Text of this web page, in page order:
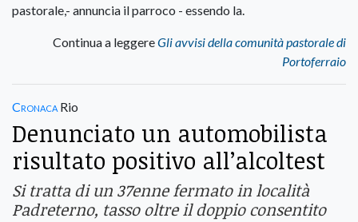
pastorale,- annuncia il parroco - essendo la.
Continua a leggereGli avvisi della comunità pastorale di
Portoferraio
Cronaca Rio
Denunciato un automobilista
risultato positivo all’alcoltest
Si tratta di un 37enne fermato in località
Padreterno, tasso oltre il doppio consentito